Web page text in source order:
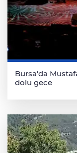
Bursa'da
dolu gece